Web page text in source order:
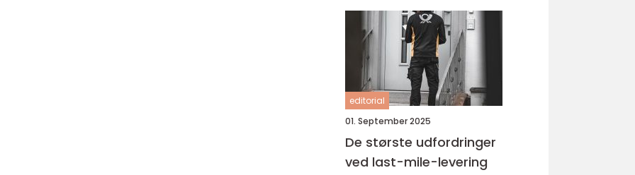
editorial
01. September 2025
De største udfordringer
ved last-mile-levering